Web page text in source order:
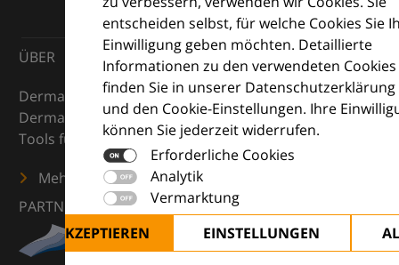
entscheiden selbst, für welche Cookies Sie
Einwilligung geben möchten. Detaillierte
Informationen zu den verwendeten Cookies
finden Sie in unserer Datenschutzerklärung
und den Cookie-Einstellungen. Ihre
können Sie jederzeit widerrufen.
Erforderliche Cookies
Analytik
Vermarktung
ALLE AKZEPTIEREN
EINSTELLUNGEN
ÜBER
DermaCompass ist Ihr digitaler Kompass für die
Dermatologie – mit Wissen, Bildern und praktischen
Tools für den klinischen Alltag.
Mehr erfahren
PARTNER